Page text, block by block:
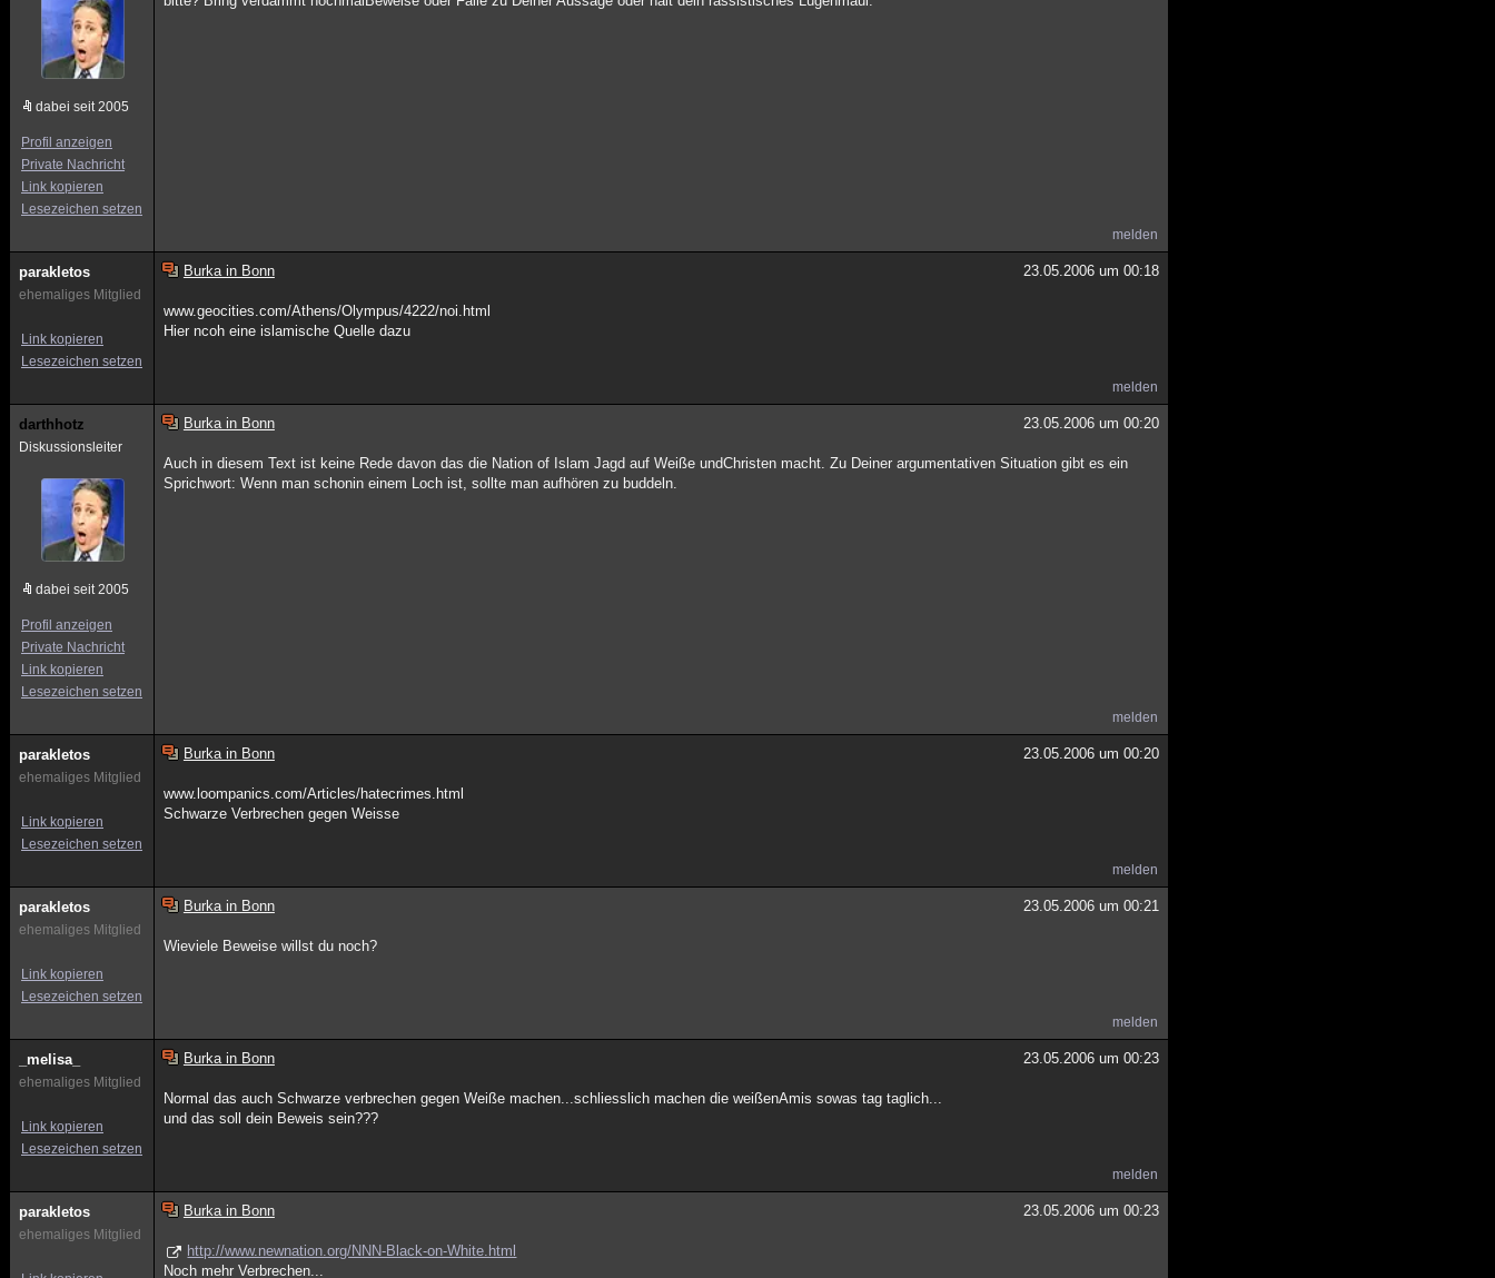
dabei seit 2005
Profil anzeigen
Private Nachricht
Link kopieren
Lesezeichen setzen
melden
parakletos
ehemaliges Mitglied
Link kopieren
Lesezeichen setzen
Burka in Bonn 23.05.2006 um 00:18
www.geocities.com/Athens/Olympus/4222/noi.html
Hier ncoh eine islamische Quelle dazu
melden
darthhotz
Diskussionsleiter
dabei seit 2005
Profil anzeigen
Private Nachricht
Link kopieren
Lesezeichen setzen
Burka in Bonn 23.05.2006 um 00:20
Auch in diesem Text ist keine Rede davon das die Nation of Islam Jagd auf Weiße undChristen macht. Zu Deiner argumentativen Situation gibt es ein
Sprichwort: Wenn man schonin einem Loch ist, sollte man aufhören zu buddeln.
melden
parakletos
ehemaliges Mitglied
Link kopieren
Lesezeichen setzen
Burka in Bonn 23.05.2006 um 00:20
www.loompanics.com/Articles/hatecrimes.html
Schwarze Verbrechen gegen Weisse
melden
parakletos
ehemaliges Mitglied
Link kopieren
Lesezeichen setzen
Burka in Bonn 23.05.2006 um 00:21
Wieviele Beweise willst du noch?
melden
_melisa_
ehemaliges Mitglied
Link kopieren
Lesezeichen setzen
Burka in Bonn 23.05.2006 um 00:23
Normal das auch Schwarze verbrechen gegen Weiße machen...schliesslich machen die weißenAmis sowas tag taglich...
und das soll dein Beweis sein???
melden
parakletos
ehemaliges Mitglied
Burka in Bonn 23.05.2006 um 00:23
http://www.newnation.org/NNN-Black-on-White.html
Noch mehr Verbrechen...